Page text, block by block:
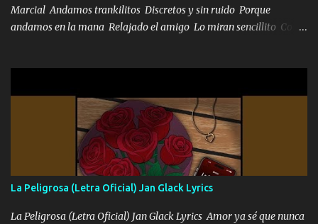
Marcial Andamos trankilitos Discretos y sin ruido Porque
andamos en la mana Relajado el amigo Lo miran sencillito Con
coronamos Se jala los marciales Y sus guitarras ya van sonando
Un gallardo me prendo Para agarrar el vuelo y la mente y
tranquilizando Tomense un buen trago Y así es como empezamos
los versos que voy cantando (Music) A vido alta y bajas La carreta
se atora Pero nunca le aflojamos Ya me han pasado cosas Y
aunque ustedes no sepan Pero la vida es muy corta Hay que
echarle chingazos Y seguir trabajando porque nada es...
La Peligrosa (Letra Oficial) Jan Glack Lyrics
La Peligrosa (Letra Oficial) Jan Glack Lyrics Amor ya sé que nunca